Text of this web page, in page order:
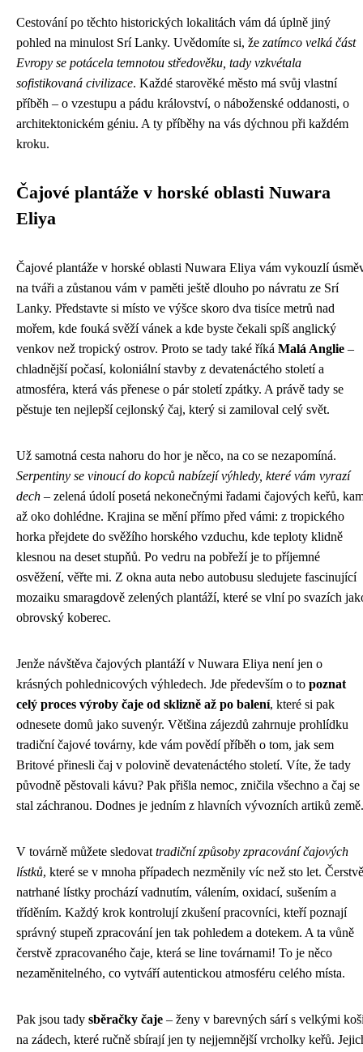
Cestování po těchto historických lokalitách vám dá úplně jiný
pohled na minulost Srí Lanky. Uvědomíte si, že zatímco velká část
Evropy se potácela temnotou středověku, tady vzkvétala
sofistikovaná civilizace. Každé starověké město má svůj vlastní
příběh – o vzestupu a pádu království, o náboženské oddanosti, o
architektonickém géniu. A ty příběhy na vás dýchnou při každém
kroku.
Čajové plantáže v horské oblasti Nuwara
Eliya
Čajové plantáže v horské oblasti Nuwara Eliya vám vykouzlí
na tváři a zůstanou vám v paměti ještě dlouho po návratu ze Srí
Lanky. Představte si místo ve výšce skoro dva tisíce metrů nad
mořem, kde fouká svěží vánek a kde byste čekali spíš anglický
venkov než tropický ostrov. Proto se tady také říká Malá Anglie –
chladnější počasí, koloniální stavby z devatenáctého století a
atmosféra, která vás přenese o pár století zpátky. A právě tady se
pěstuje ten nejlepší cejlonský čaj, který si zamiloval celý svět.
Už samotná cesta nahoru do hor je něco, na co se nezapomíná.
Serpentiny se vinoucí do kopců nabízejí výhledy, které vám vyrazí
dech – zelená údolí posetá nekonečnými řadami čajových keřů,
až oko dohlédne. Krajina se mění přímo před vámi: z tropického
horka přejdete do svěžího horského vzduchu, kde teploty klidně
klesnou na deset stupňů. Po vedru na pobřeží je to příjemné
osvěžení, věřte mi. Z okna auta nebo autobusu sledujete fascinující
mozaiku smaragdově zelených plantáží, které se vlní po svazích
obrovský koberec.
Jenže návštěva čajových plantáží v Nuwara Eliya není jen o
krásných pohlednicových výhledech. Jde především o to poznat
celý proces výroby čaje od sklizně až po balení, které si pak
odnesete domů jako suvenýr. Většina zájezdů zahrnuje prohlídku
tradiční čajové továrny, kde vám povědí příběh o tom, jak sem
Britové přinesli čaj v polovině devatenáctého století. Víte, že tady
původně pěstovali kávu? Pak přišla nemoc, zničila všechno a čaj se
stal záchranou. Dodnes je jedním z hlavních vývozních artiků země.
V továrně můžete sledovat tradiční způsoby zpracování čajových
lístků, které se v mnoha případech nezměnily víc než sto let. Čerstvě
natrhané lístky prochází vadnutím, válením, oxidací, sušením a
tříděním. Každý krok kontrolují zkušení pracovníci, kteří poznají
správný stupeň zpracování jen tak pohledem a dotekem. A ta vůně
čerstvě zpracovaného čaje, která se line továrnami! To je něco
nezaměnitelného, co vytváří autentickou atmosféru celého místa.
Pak jsou tady sběračky čaje – ženy v barevných sárí s velkými
na zádech, které ručně sbírají jen ty nejjemnější vrcholky keřů.